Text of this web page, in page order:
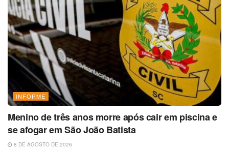
INFORME
Menino de três anos morre após cair em piscina e
se afogar em São João Batista
8 DE AGOSTO DE 2026